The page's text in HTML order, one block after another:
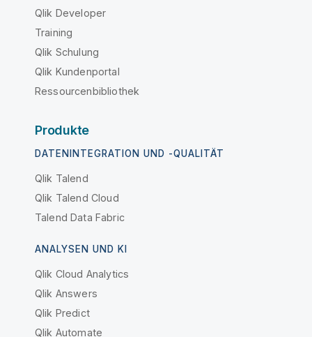
Qlik Developer
Training
Qlik Schulung
Qlik Kundenportal
Ressourcenbibliothek
Produkte
DATENINTEGRATION UND -QUALITÄT
Qlik Talend
Qlik Talend Cloud
Talend Data Fabric
ANALYSEN UND KI
Qlik Cloud Analytics
Qlik Answers
Qlik Predict
Qlik Automate